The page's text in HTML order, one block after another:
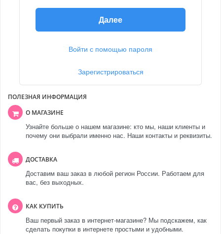
Далее
Войти с помощью пароля
Зарегистрироваться
ПОЛЕЗНАЯ ИНФОРМАЦИЯ
О МАГАЗИНЕ
Узнайте больше о нашем магазине: кто мы, наши клиенты и
почему они выбрали именно нас. Наши контакты и реквизиты.
ДОСТАВКА
Доставим ваш заказ в любой регион России. Работаем для
вас, без выходных.
КАК КУПИТЬ
Ваш первый заказ в интернет-магазине? Мы подскажем, как
сделать покупки в интернете простыми и удобными.